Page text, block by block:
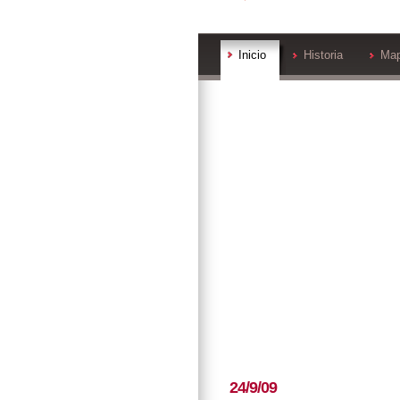
Inicio Historia
24/9/09